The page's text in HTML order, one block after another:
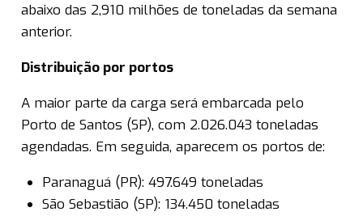
abaixo das 2,910 milhões de toneladas da semana
anterior.
Distribuição por portos
A maior parte da carga será embarcada pelo
Porto de Santos (SP), com 2.026.043 toneladas
agendadas. Em seguida, aparecem os portos de:
Paranaguá (PR): 497.649 toneladas
São Sebastião (SP): 134.450 toneladas